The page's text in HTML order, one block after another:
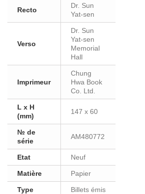
Recto
Dr. Sun
Yat-sen
Verso
Dr. Sun
Yat-sen
Memorial
Hall
Imprimeur
Chung
Hwa Book
Co. Ltd.
L x H
(mm)
147 x 60
№ de
série
AM480772
Etat Neuf
Matière Papier
Type Billets émis